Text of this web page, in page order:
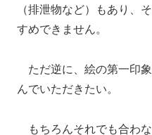
（排泄物など）もあり、
すめできません。
ただ逆に、絵の第一印
んでいただきたい。
もちろんそれでも合わ